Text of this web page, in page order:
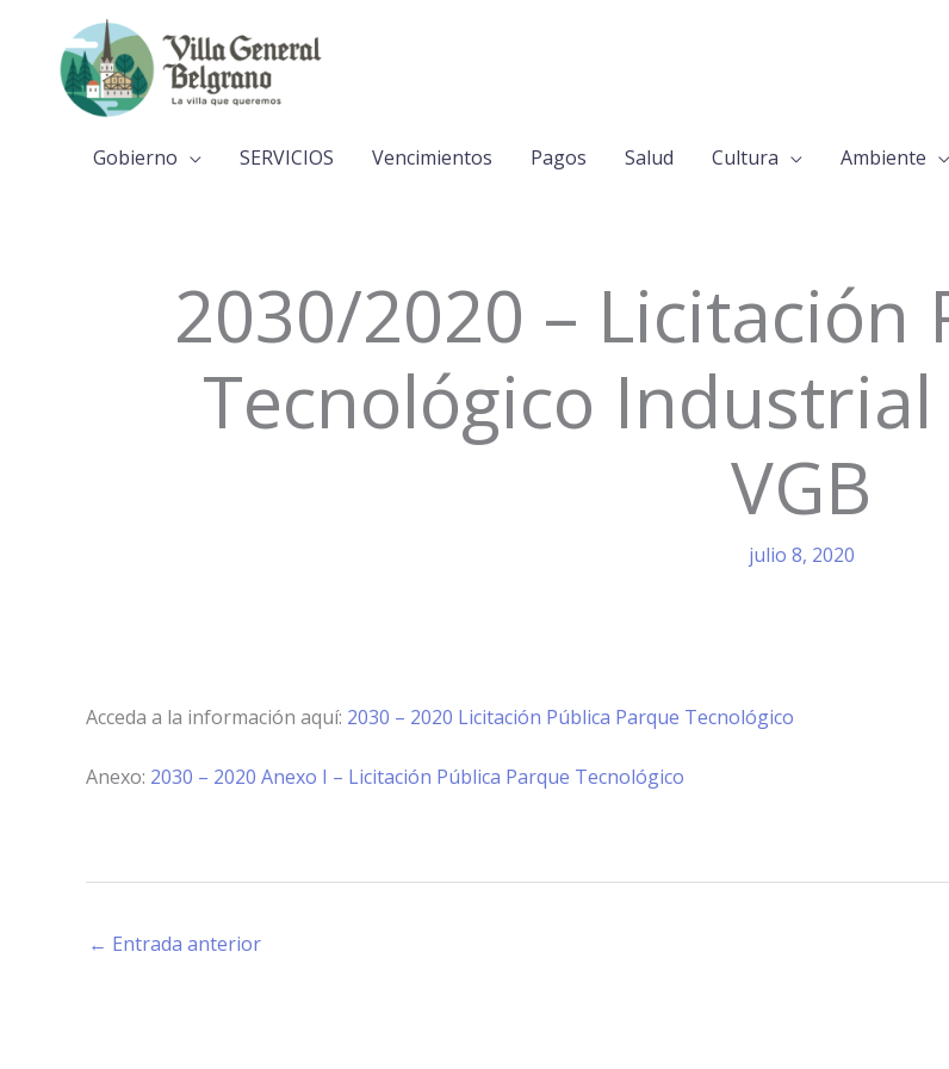
contenido
Gobierno SERVICIOS Vencimientos Pagos Salud Cultura Ambiente
2030/2020 – Licitación
Tecnológico Industrial
VGB
julio 8, 2020
Acceda a la información aquí: 2030 – 2020 Licitación Pública Parque Tecnológico
Anexo: 2030 – 2020 Anexo I – Licitación Pública Parque Tecnológico
← Entrada anterior